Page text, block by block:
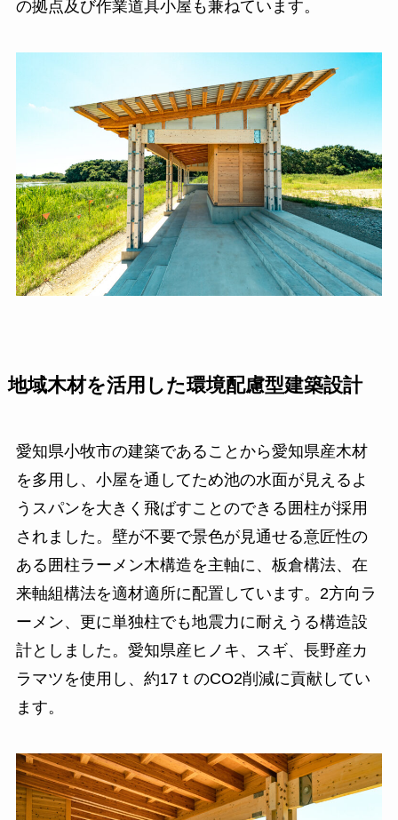
の拠点及び作業道具小屋も兼ねています。
地域木材を活用した環境配慮型建築設計
愛知県小牧市の建築であることから愛知県産木材
を多用し、小屋を通してため池の水面が見えるよ
うスパンを大きく飛ばすことのできる囲柱が採用
されました。壁が不要で景色が見通せる意匠性の
ある囲柱ラーメン木構造を主軸に、板倉構法、在
来軸組構法を適材適所に配置しています。2方向ラ
ーメン、更に単独柱でも地震力に耐えうる構造設
計としました。愛知県産ヒノキ、スギ、長野産カ
ラマツを使用し、約17ｔのCO2削減に貢献してい
ます。